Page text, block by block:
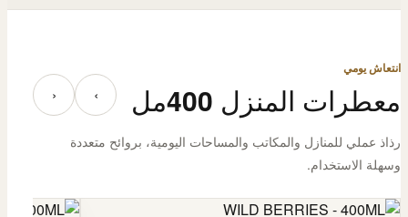
انتعاش يومي
معطرات المنزل 400مل
رذاذ عملي للمنازل والمكاتب والمساحات اليومية، بروائح متعددة
وسهلة الاستخدام.
›
‹